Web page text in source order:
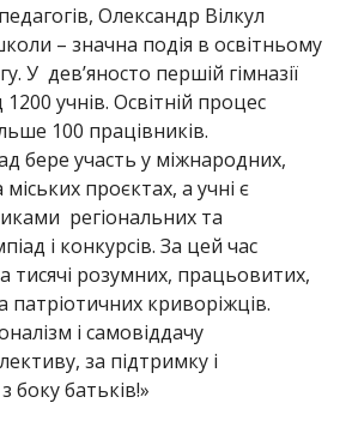
Олександр Вілкул
– значна подія в освітньому
У дев’яносто першій гімназії
учнів. Освітній процес
100 працівників.
бере участь у міжнародних,
міських проєктах, а учні є
регіональних та
і конкурсів. За цей час
тисячі розумних, працьовитих,
патріотичних криворіжців.
і самовіддачу
за підтримку і
боку батьків!»